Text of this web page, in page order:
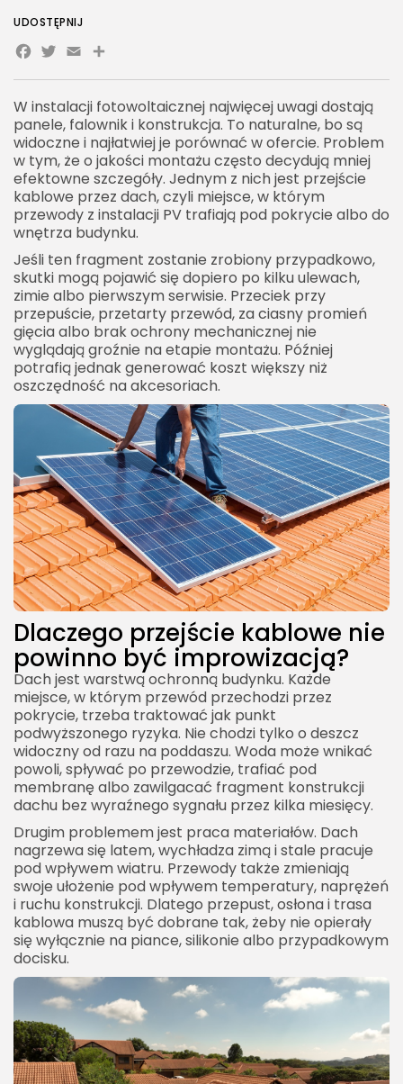
W instalacji fotowoltaicznej najwięcej uwagi dostają
panele, falownik i konstrukcja. To naturalne, bo są
widoczne i najłatwiej je porównać w ofercie. Problem
w tym, że o jakości montażu często decydują mniej
efektowne szczegóły. Jednym z nich jest przejście
kablowe przez dach, czyli miejsce, w którym
przewody z instalacji PV trafiają pod pokrycie albo do
wnętrza budynku.
Jeśli ten fragment zostanie zrobiony przypadkowo,
skutki mogą pojawić się dopiero po kilku ulewach,
zimie albo pierwszym serwisie. Przeciek przy
przepuście, przetarty przewód, za ciasny promień
gięcia albo brak ochrony mechanicznej nie
wyglądają groźnie na etapie montażu. Później
potrafią jednak generować koszt większy niż
oszczędność na akcesoriach.
Dlaczego przejście kablowe nie
powinno być improwizacją?
Dach jest warstwą ochronną budynku. Każde
miejsce, w którym przewód przechodzi przez
pokrycie, trzeba traktować jak punkt
podwyższonego ryzyka. Nie chodzi tylko o deszcz
widoczny od razu na poddaszu. Woda może wnikać
powoli, spływać po przewodzie, trafiać pod
membranę albo zawilgacać fragment konstrukcji
dachu bez wyraźnego sygnału przez kilka miesięcy.
Drugim problemem jest praca materiałów. Dach
nagrzewa się latem, wychładza zimą i stale pracuje
pod wpływem wiatru. Przewody także zmieniają
swoje ułożenie pod wpływem temperatury, naprężeń
i ruchu konstrukcji. Dlatego przepust, osłona i trasa
kablowa muszą być dobrane tak, żeby nie opierały
się wyłącznie na piance, silikonie albo przypadkowym
docisku.
UDOSTĘPNIJ
Facebook
Twitter
EmailShare